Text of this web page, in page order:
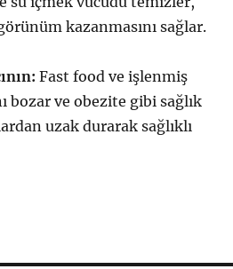
kazanmasını sağlar.
Fast food ve işlenmiş
bozar ve obezite gibi sağlık
uzak durarak sağlıklı